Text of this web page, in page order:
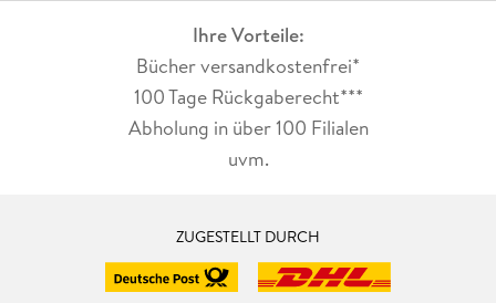
Ihre Vorteile:
Bücher versandkostenfrei*
100 Tage Rückgaberecht***
Abholung in über 100 Filialen
uvm.
ZUGESTELLT DURCH